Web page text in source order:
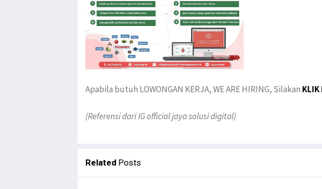
Apabila butuh LOWONGAN KERJA, WE ARE HIRING, Silakan KLIK
(Referensi dari IG official jaya solusi digital)
Related Posts